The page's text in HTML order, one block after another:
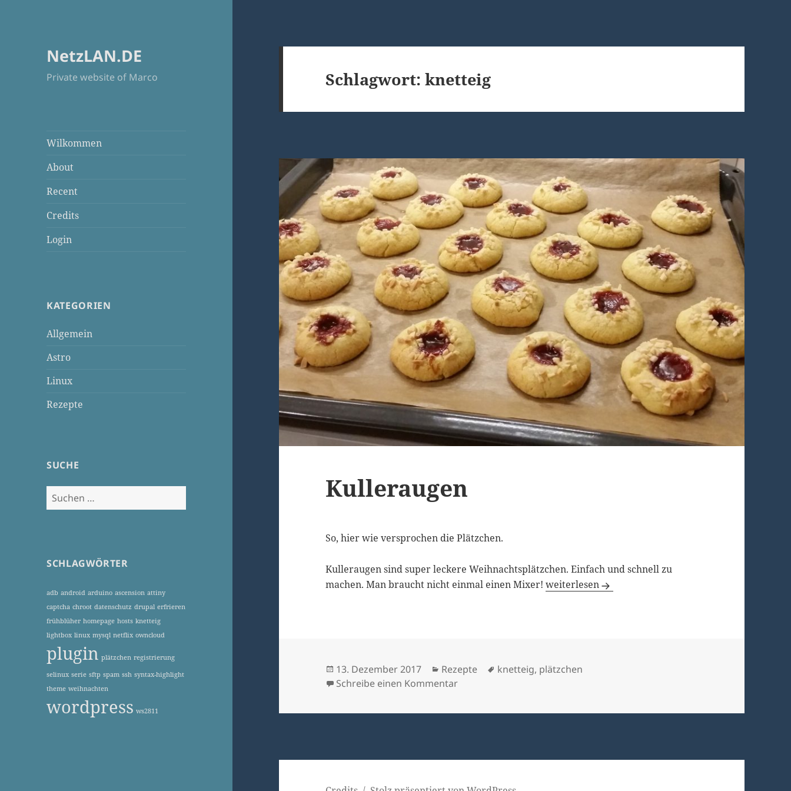
NetzLAN.DE
Private website of Marco
Wilkommen
About
Recent
Credits
Login
KATEGORIEN
Allgemein
Astro
Linux
Rezepte
SUCHE
Suchen
nach:
SCHLAGWÖRTER
adb android arduino ascension attiny
captcha chroot datenschutz drupal erfrieren
frühblüher homepage hosts knetteig
lightbox linux mysql netflix owncloud
plugin plätzchen registrierung
selinux serie sftp spam ssh syntax-highlight
theme weihnachten
wordpress ws2811
Schlagwort:knetteig
Kulleraugen
So, hier wie versprochen die Plätzchen.
Kulleraugen sind super leckere Weihnachtsplätzchen. Einfach und schnell zu
machen. Man braucht nicht einmal einen Mixer!Kulleraugen
weiterlesen
Veröffentlicht
am
13. Dezember 2017 Kategorien
Rezepte Schlagwörter
knetteig, plätzchen
Schreibe einen Kommentarzu Kulleraugen